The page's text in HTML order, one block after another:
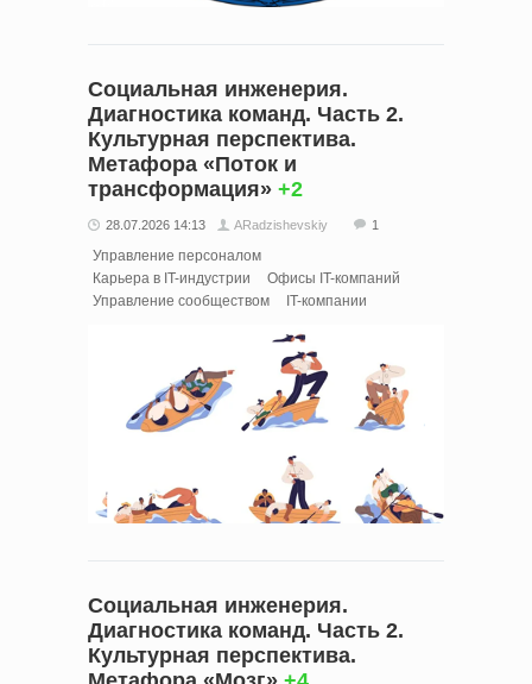
Социальная инженерия.
Диагностика команд. Часть 2.
Культурная перспектива.
Метафора «Поток и
трансформация» +2
28.07.2026 14:13 ARadzishevskiy 1
Управление персоналом
Карьера в IT-индустрии
Офисы IT-компаний
Управление сообществом
IT-компании
Социальная инженерия.
Диагностика команд. Часть 2.
Культурная перспектива.